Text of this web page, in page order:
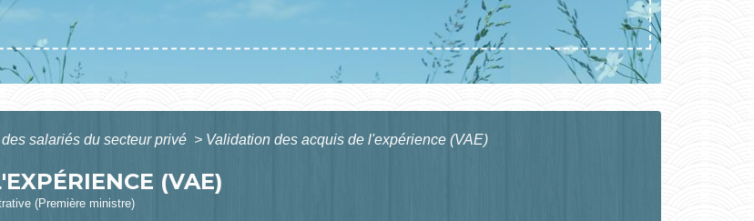
salariés du secteur privé > Validation des acquis de l'expérience (VAE)
(VAE)
(Première ministre)